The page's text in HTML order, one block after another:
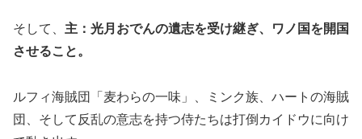
そして、 主：光月おでんの遺志を受け継ぎ、ワノ国を開国
させること。
ルフィ海賊団「麦わらの一味」、 ミンク族、 ハートの海賊
団、そして反乱の意志を持つ侍たちは打倒カイドウに向け